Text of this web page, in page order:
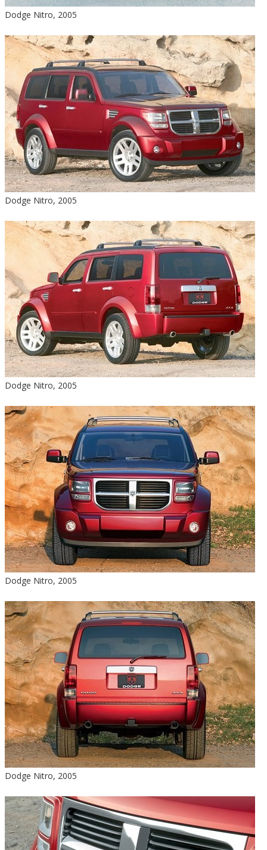
Dodge Nitro, 2005
Dodge Nitro, 2005
Dodge Nitro, 2005
Dodge Nitro, 2005
Dodge Nitro, 2005